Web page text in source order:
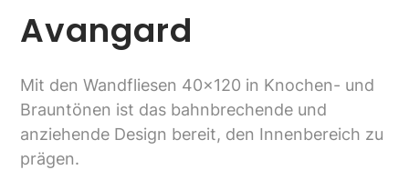
Avangard
Mit den Wandfliesen 40x120 in Knochen- und
Brauntönen ist das bahnbrechende und
anziehende Design bereit, den Innenbereich zu
prägen.